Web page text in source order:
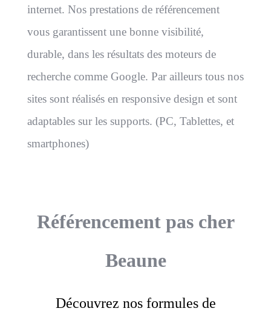
internet. Nos prestations de référencement
vous garantissent une bonne visibilité,
durable, dans les résultats des moteurs de
recherche comme Google. Par ailleurs tous nos
sites sont réalisés en responsive design et sont
adaptables sur les supports. (PC, Tablettes, et
smartphones)
Référencement pas cher
Beaune
Découvrez nos formules de